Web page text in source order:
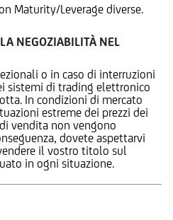
Maturity/Leverage diverse.
NEGOZIABILITÀ NEL
o in caso di interruzioni
sistemi di trading elettronico
In condizioni di mercato
estreme dei prezzi dei
vendita non vengono
dovete aspettarvi
il vostro titolo sul
in ogni situazione.